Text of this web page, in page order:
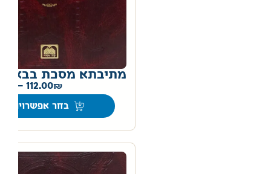
מתיבתא מסכת בבא
112.00
–
בחר אפשרויות